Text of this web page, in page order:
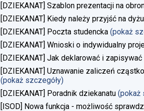
[DZIEKANAT] Szablon prezentacji na
[DZIEKANAT] Kiedy należy przyjść na
[DZIEKANAT] Poczta studencka (pokaż
[DZIEKANAT] Wnioski o indywidualny
[DZIEKANAT] Jak deklarować i
[DZIEKANAT] Uznawanie zaliczeń
(pokaż szczegóły)
[DZIEKANAT] Poradnik dziekanatu (pokaż
[ISOD] Nowa funkcja - możliwość